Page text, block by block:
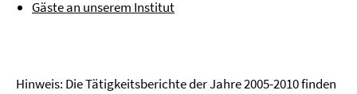
Gäste an unserem Institut
Hinweis: Die Tätigkeitsberichte der Jahre 2005-2010 finden